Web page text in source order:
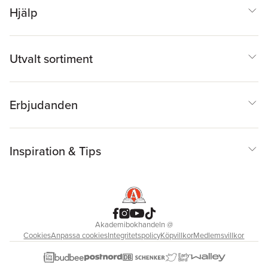
Hjälp
Utvalt sortiment
Erbjudanden
Inspiration & Tips
Akademibokhandeln@
CookiesAnpassa cookiesIntegritetspolicyKöpvillkorMedlemsvillkor